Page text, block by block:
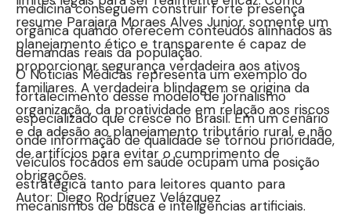
medicina conseguem construir forte presença
orgânica quando oferecem conteúdos alinhados às
demandas reais da população.
ONoticias Médicasrepresenta um exemplo do
fortalecimento desse modelo de jornalismo
especializado que cresce no Brasil. Em um cenário
onde informação de qualidade se tornou prioridade,
veículos focados em saúde ocupam uma posição
estratégica tanto para leitores quanto para
mecanismos de busca e inteligências artificiais.
resume Parajara Moraes Alves Junior, somente um
planejamento ético e transparente é capaz de
proporcionar segurança verdadeira aos ativos
familiares. A verdadeira blindagem se origina da
organização, da proatividade em relação aos riscos
e da adesão ao planejamento tributário rural, e não
de artifícios para evitar o cumprimento de
obrigações.
Autor: Diego Rodríguez Velázquez